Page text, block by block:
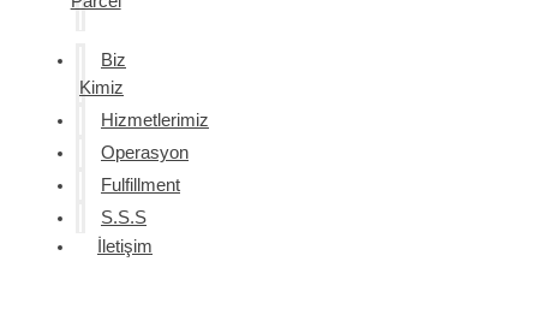
Biz
Kimiz
Hizmetlerimiz
Operasyon
Fulfillment
S.S.S
İletişim